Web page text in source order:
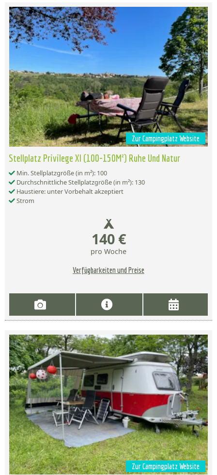
Zur Campingplatz Website
Stellplatz Privilege Xl (100-150M²) Ruhe Und Natur
Min. Stellplatzgröße (in m²): 100
Durchschnittliche Stellplatzgröße (in m²): 130
Haustiere: unter Vorbehalt akzeptiert
Strom
140 €
pro Woche
Verfügbarkeiten und Preise
Zur Campingplatz Website